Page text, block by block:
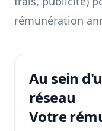
rémunération
Au sein
réseau
Votre